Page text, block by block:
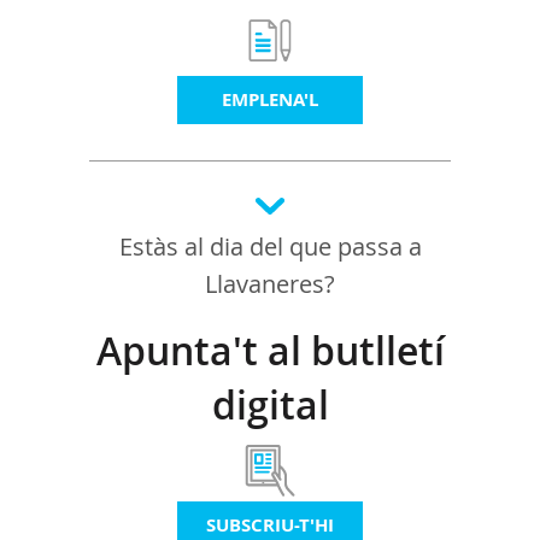
EMPLENA'L
Estàs al dia del que passa a
Llavaneres?
Apunta't al butlletí
digital
SUBSCRIU-T'HI